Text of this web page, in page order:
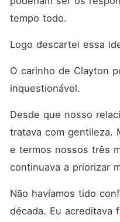
tempo todo.
Logo descartei essa
O carinho de Clayton
inquestionável.
Desde que nosso
tratava com gentileza.
e termos nossos três
continuava a priorizar
Não havíamos tido
década. Eu acreditava